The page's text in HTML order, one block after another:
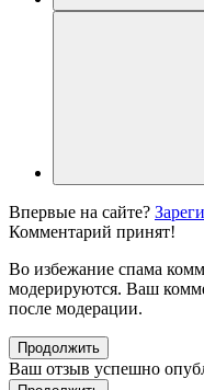
Впервые на сайте?
Комментарий принят!
Во избежание спама
модерируются. Ваш
после модерации.
Продолжить
Ваш отзыв успешно